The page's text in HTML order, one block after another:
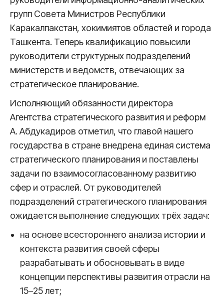
групп Совета Министров Республики
Каракалпакстан, хокимиятов областей и города
Ташкента. Теперь квалификацию повысили
руководители структурных подразделений
министерств и ведомств, отвечающих за
стратегическое планирование.
Исполняющий обязанности директора
Агентства стратегического развития и реформ
А. Абдукадиров отметил, что главой нашего
государства в стране внедрена единая система
стратегического планирования и поставлены
задачи по взаимосогласованному развитию
сфер и отраслей. От руководителей
подразделений стратегического планирования
ожидается выполнение следующих трёх задач:
на основе всестороннего анализа истории и
контекста развития своей сферы
разрабатывать и обосновывать в виде
концепции перспективы развития отрасли на
15–25 лет;